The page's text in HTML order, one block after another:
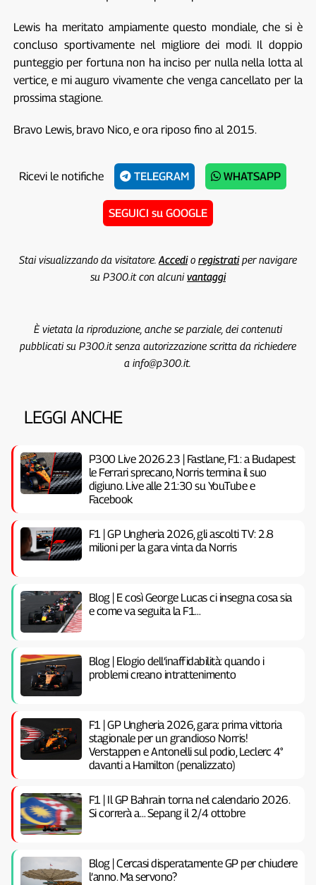
Lewis ha meritato ampiamente questo mondiale, che si è
concluso sportivamente nel migliore dei modi. Il doppio
punteggio per fortuna non ha inciso per nulla nella lotta al
vertice, e mi auguro vivamente che venga cancellato per la
prossima stagione.
Bravo Lewis, bravo Nico, e ora riposo fino al 2015.
Ricevi le notifiche TELEGRAM WHATSAPP
SEGUICI su GOOGLE
Stai visualizzando da visitatore. Accedio registratiper navigare
su P300.it con alcunivantaggi
È vietata la riproduzione, anche se parziale, dei contenuti
pubblicati su P300.it senza autorizzazione scritta da richiedere
a info@p300.it.
LEGGI ANCHE
P300 Live 2026.23 | Fastlane, F1: a Budapest
le Ferrari sprecano, Norris termina il suo
digiuno. Live alle 21:30 su YouTube e
Facebook
F1 | GP Ungheria 2026, gli ascolti TV: 2.8
milioni per la gara vinta da Norris
Blog | E così George Lucas ci insegna cosa sia
e come va seguita la F1…
Blog | Elogio dell’inaffidabilità: quando i
problemi creano intrattenimento
F1 | GP Ungheria 2026, gara: prima vittoria
stagionale per un grandioso Norris!
Verstappen e Antonelli sul podio, Leclerc 4°
davanti a Hamilton (penalizzato)
F1 | Il GP Bahrain torna nel calendario 2026.
Si correrà a… Sepang il 2/4 ottobre
Blog | Cercasi disperatamente GP per chiudere
l’anno. Ma servono?